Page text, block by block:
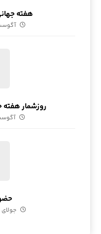
هفته
آگوست ۵,
روزشمار هفته
آگوست ۵,
جولای ۲۵, ۲۰۲۶